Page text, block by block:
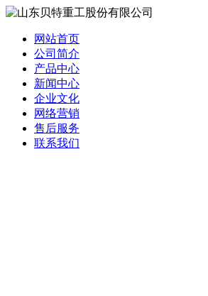
网站首页
公司简介
产品中心
新闻中心
企业文化
网络营销
售后服务
联系我们